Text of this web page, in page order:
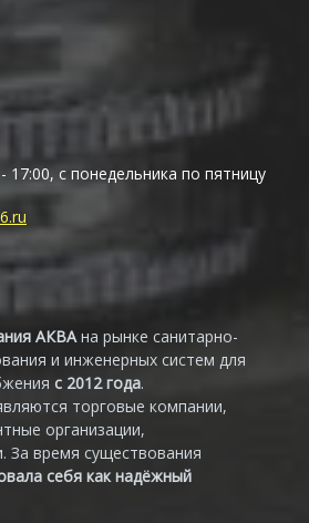
17:00, с понедельника по пятницу
АКВАна рынке санитарно-
и инженерных систем для
с 2012 года.
торговые компании,
организации,
За время существования
себя как надёжный